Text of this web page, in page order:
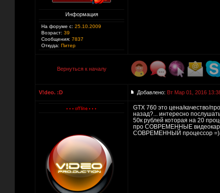
Информация
На форуме с: 25.10.2009
Возраст: 39
Сообщения: 7837
Откуда: Питер
Вернуться к началу
V!deo. :D Добавлено: Вт Мар 01, 2016
GTX 760 это цена/качество/
назад?... интересно
50к рублей которая на 20
про СОВРЕМЕННЫЕ
СОВРЕМЕННЫЙ процессор =)а